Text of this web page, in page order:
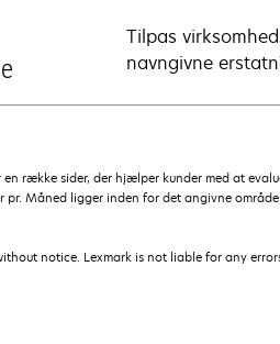
Tilpas
navngivne
række sider, der hjælper kunder med at
pr. Måned ligger inden for det angivne
notice. Lexmark is not liable for any